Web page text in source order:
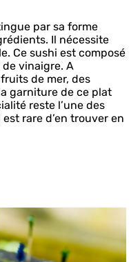
par sa forme
Il nécessite
Ce sushi est composé
vinaigre. A
de mer, des
garniture de ce plat
reste l’une des
rare d’en trouver en